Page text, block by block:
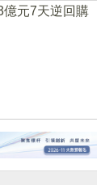
億元7天逆回購